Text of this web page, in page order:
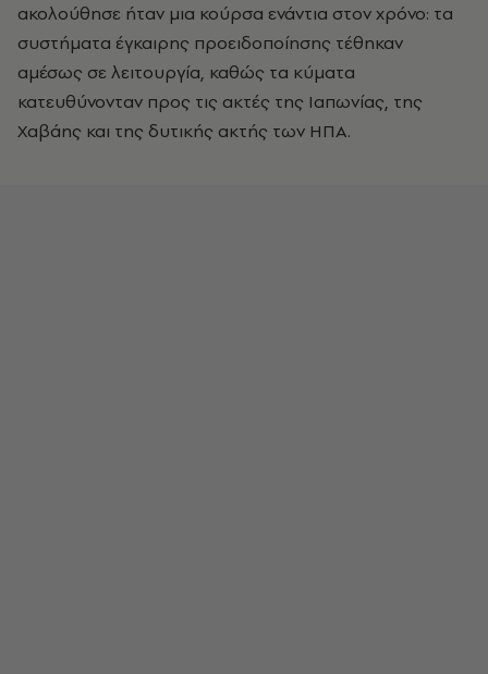
ακολούθησε ήταν μια κούρσα ενάντια στον χρόνο: τα
συστήματα έγκαιρης προειδοποίησης τέθηκαν
αμέσως σε λειτουργία, καθώς τα κύματα
κατευθύνονταν προς τις ακτές της Ιαπωνίας, της
Χαβάης και της δυτικής ακτής των ΗΠΑ.